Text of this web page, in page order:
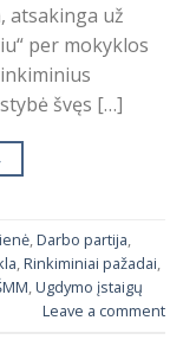
atsakinga už
per mokyklos
švęs […]
,Darbo partija,
,Rinkiminiai pažadai,
,Ugdymo įstaigų
Leave a comment